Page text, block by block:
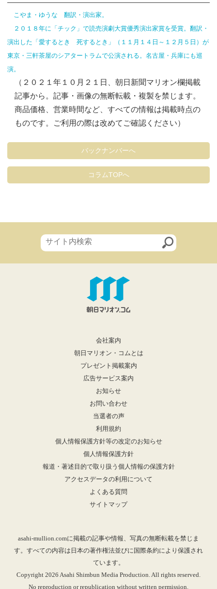
こやま・ゆうな 翻訳・演出家。
２０１８年に「チック」で読売演劇大賞優秀演出家賞を受賞。翻訳・
演出した「愛するとき 死するとき」（１１月１４日～１２月５日）が
東京・三軒茶屋のシアタートラムで公演される。名古屋・兵庫にも巡
演。
（２０２１年１０月２１日、朝日新聞マリオン欄掲載
記事から。記事・画像の無断転載・複製を禁じます。
商品価格、営業時間など、すべての情報は掲載時点の
ものです。ご利用の際は改めてご確認ください）
バックナンバーへ
コラムTOPへ
会社案内
朝日マリオン・コムとは
プレゼント掲載案内
広告サービス案内
お知らせ
お問い合わせ
当選者の声
利用規約
個人情報保護方針等の改定のお知らせ
個人情報保護方針
報道・著述目的で取り扱う個人情報の保護方針
アクセスデータの利用について
よくある質問
サイトマップ
asahi-mullion.comに掲載の記事や情報、写真の無断転載を禁じま
す。すべての内容は日本の著作権法並びに国際条約により保護され
ています。
Copyright 2026 Asahi Shimbun Media Production. All rights reserved.
No reproduction or republication without written permission.